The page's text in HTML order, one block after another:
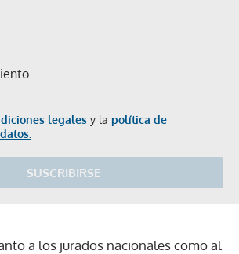
legales y la política de
SUSCRIBIRSE
a los jurados nacionales como al